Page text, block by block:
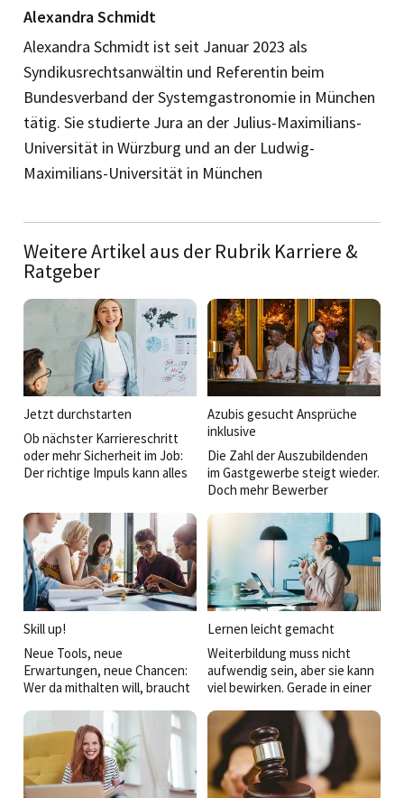
Alexandra Schmidt
Alexandra Schmidt ist seit Januar 2023 als
Syndikusrechtsanwältin und Referentin beim
Bundesverband der Systemgastronomie in München
tätig. Sie studierte Jura an der Julius-Maximilians-
Universität in Würzburg und an der Ludwig-
Maximilians-Universität in München
Weitere Artikel aus der Rubrik Karriere &
Ratgeber
Jetzt durchstarten
Ob nächster Karriereschritt
oder mehr Sicherheit im Job:
Der richtige Impuls kann alles
auf die Überholspur.
Azubis gesucht Ansprüche
inklusive
Die Zahl der Auszubildenden
im Gastgewerbe steigt wieder.
Doch mehr Bewerber
automatisch weniger
Herausforderungen. Junge
Menschen wählen heute
bewusster, vergleichen
Arbeitgeber genauer und
erwarten weit mehr als einen
sicheren Ausbildungsplatz.
muss Haltung zeigen und
seine Versprechen im Alltag
einlösen.
Skill up!
Neue Tools, neue
Erwartungen, neue Chancen:
Wer da mithalten will, braucht
Weiterbildungen sorgen dafür
– kompakt und praxisnah.
Lernen leicht gemacht
Weiterbildung muss nicht
aufwendig sein, aber sie kann
viel bewirken. Gerade in einer
Hospitality lohnt sich der Blick
über den Tellerrand. Hier
finden Sie aktuelle Seminare,
die sich leicht in den
Berufsalltag integrieren